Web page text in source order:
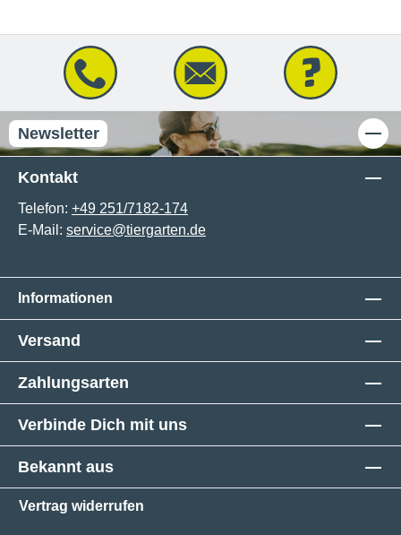
Newsletter
Kontakt
Telefon: +49 251/7182-174
E-Mail: service@tiergarten.de
Informationen
Versand
Zahlungsarten
Verbinde Dich mit uns
Bekannt aus
Vertrag widerrufen